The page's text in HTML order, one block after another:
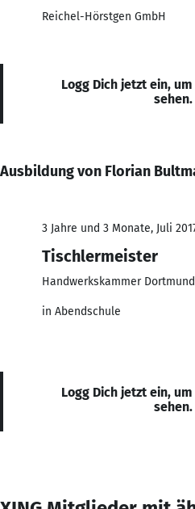
Reichel-Hörstgen GmbH
Logg Dich jetzt ein,
sehen.
Ausbildung von Florian
3 Jahre und 3 Monate, Juli
Tischlermeister
Handwerkskammer Dortmund
in Abendschule
Logg Dich jetzt ein,
sehen.